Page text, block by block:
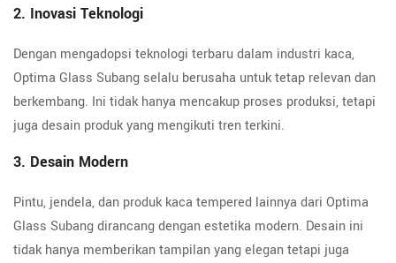
2. Inovasi Teknologi
Dengan mengadopsi teknologi terbaru dalam industri kaca,
Optima Glass Subang selalu berusaha untuk tetap relevan dan
berkembang. Ini tidak hanya mencakup proses produksi, tetapi
juga desain produk yang mengikuti tren terkini.
3. Desain Modern
Pintu, jendela, dan produk kaca tempered lainnya dari Optima
Glass Subang dirancang dengan estetika modern. Desain ini
tidak hanya memberikan tampilan yang elegan tetapi juga